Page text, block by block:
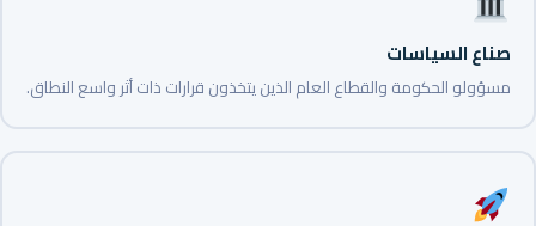
صناع السياسات
مسؤولو الحكومة والقطاع العام الذين يتخذون قرارات ذات أثر واسع النطاق.